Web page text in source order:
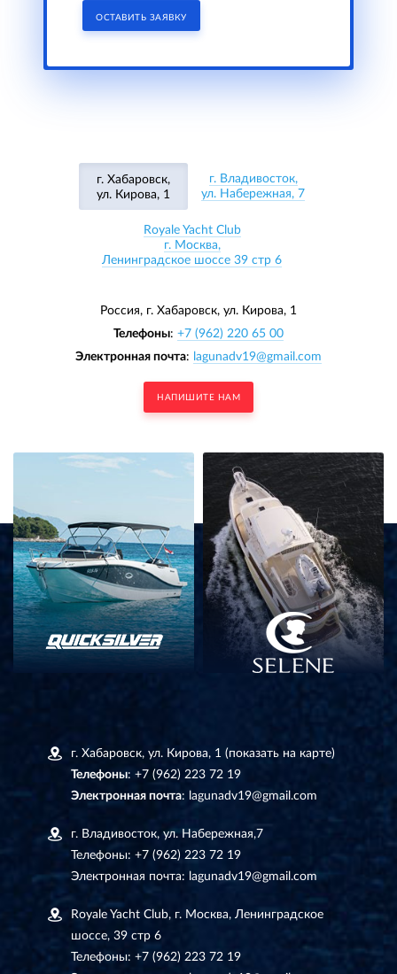
ОСТАВИТЬ ЗАЯВКУ
г. Хабаровск,
ул. Кирова, 1
г. Владивосток,
ул. Набережная, 7
Royale Yacht Club
г. Москва,
Ленинградское шоссе 39 стр 6
Россия, г. Хабаровск, ул. Кирова, 1
Телефоны: +7 (962) 220 65 00
Электронная почта: lagunadv19@gmail.com
НАПИШИТЕ НАМ
г. Хабаровск, ул. Кирова, 1 (показать на карте)
Телефоны: +7 (962) 223 72 19
Электронная почта: lagunadv19@gmail.com
г. Владивосток, ул. Набережная,7
Телефоны: +7 (962) 223 72 19
Электронная почта: lagunadv19@gmail.com
Royale Yacht Club, г. Москва, Ленинградское
шоссе, 39 стр 6
Телефоны: +7 (962) 223 72 19